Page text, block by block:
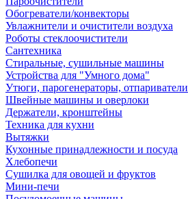
Обогреватели/конвекторы
Увлажнители и очистители воздуха
Роботы стеклоочистители
Сантехника
Стиральные, сушильные машины
Устройства для "Умного дома"
Утюги, парогенераторы, отпариватели
Швейные машины и оверлоки
Держатели, кронштейны
Техника для кухни
Вытяжки
Кухонные принадлежности и посуда
Хлебопечи
Сушилка для овощей и фруктов
Мини-печи